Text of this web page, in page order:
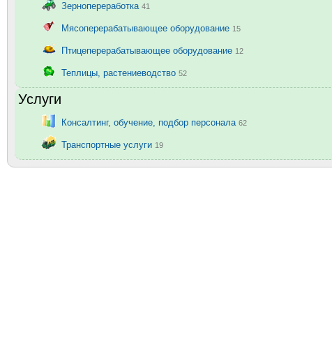
Зернопереработка 41
Мясоперерабатывающее оборудование 15
Птицеперерабатывающее оборудование 12
Теплицы, растениеводство 52
Услуги
Консалтинг, обучение, подбор персонала 62
Транспортные услуги 19